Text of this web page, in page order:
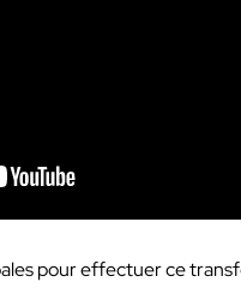
pour effectuer ce